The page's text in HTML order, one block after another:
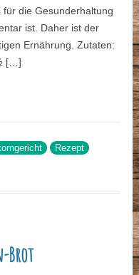
die Gesunderhaltung
ist. Daher ist der
Ernährung. Zutaten:
[…]
Rezept
Brot